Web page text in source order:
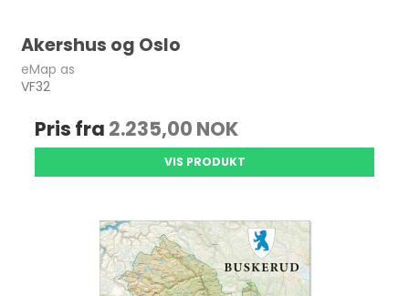
Akershus og Oslo
eMap as
VF32
Pris fra 2.235,00 NOK
VIS PRODUKT